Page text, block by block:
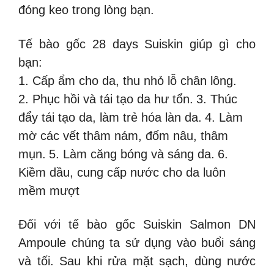
đóng keo trong lòng bạn.
Tế bào gốc 28 days Suiskin giúp gì cho
bạn:
1. Cấp ẩm cho da, thu nhỏ lỗ chân lông.
2. Phục hồi và tái tạo da hư tổn. 3. Thúc
đẩy tái tạo da, làm trẻ hóa làn da. 4. Làm
mờ các vết thâm nám, đốm nâu, thâm
mụn. 5. Làm căng bóng và sáng da. 6.
Kiềm dầu, cung cấp nước cho da luôn
mềm mượt
Đối với tế bào gốc Suiskin Salmon DN
Ampoule chúng ta sử dụng vào buổi sáng
và tối. Sau khi rửa mặt sạch, dùng nước